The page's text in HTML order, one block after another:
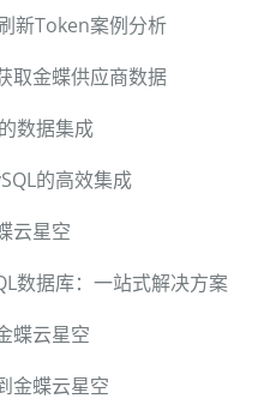
新Token案例分析
取金蝶供应商数据
数据集成
的高效集成
云星空
数据库：一站式解决方案
蝶云星空
金蝶云星空